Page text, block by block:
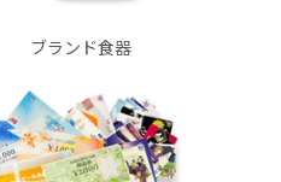
ブランド食器